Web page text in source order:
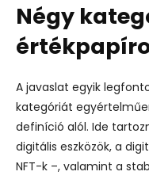
Négy
A javaslat egyik
kategóriát
definíció alól. Ide
digitális eszközök, a
NFT-k –, valamint a